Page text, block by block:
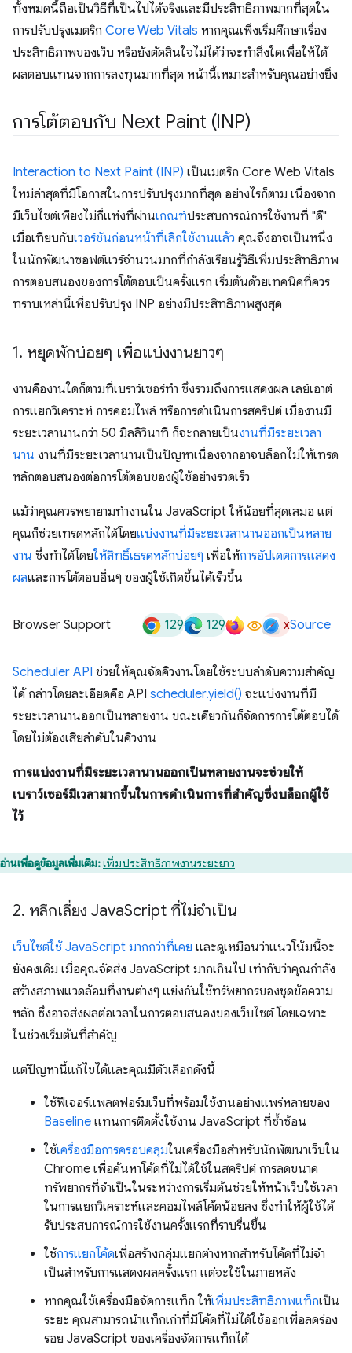
ทั้งหมดนี้ถือเป็นวิธีที่เป็นไปได้จริงและมีประสิทธิภาพมากที่สุดใน
การปรับปรุงเมตริก Core Web Vitals หากคุณเพิ่งเริ่มศึกษาเรื่อง
ประสิทธิภาพของเว็บ หรือยังตัดสินใจไม่ได้ว่าจะทําสิ่งใดเพื่อให้ได้
ผลตอบแทนจากการลงทุนมากที่สุด หน้านี้เหมาะสําหรับคุณอย่างยิ่ง
การโต้ตอบกับ Next Paint (INP)
Interaction to Next Paint (INP) เป็นเมตริก Core Web Vitals
ใหม่ล่าสุดที่มีโอกาสในการปรับปรุงมากที่สุด อย่างไรก็ตาม เนื่องจาก
มีเว็บไซต์เพียงไม่กี่แห่งที่ผ่านเกณฑ์ประสบการณ์การใช้งานที่ "ดี"
เมื่อเทียบกับเวอร์ชันก่อนหน้าที่เลิกใช้งานแล้ว คุณจึงอาจเป็นหนึ่ง
ในนักพัฒนาซอฟต์แวร์จํานวนมากที่กำลังเรียนรู้วิธีเพิ่มประสิทธิภาพ
การตอบสนองของการโต้ตอบเป็นครั้งแรก เริ่มต้นด้วยเทคนิคที่ควร
ทราบเหล่านี้เพื่อปรับปรุง INP อย่างมีประสิทธิภาพสูงสุด
1. หยุดพักบ่อยๆ เพื่อแบ่งงานยาวๆ
งานคืองานใดก็ตามที่เบราว์เซอร์ทำ ซึ่งรวมถึงการแสดงผล เลย์เอาต์
การแยกวิเคราะห์ การคอมไพล์ หรือการดำเนินการสคริปต์ เมื่องานมี
ระยะเวลานานกว่า 50 มิลลิวินาที ก็จะกลายเป็นงานที่มีระยะเวลา
นาน งานที่มีระยะเวลานานเป็นปัญหาเนื่องจากอาจบล็อกไม่ให้เทรด
หลักตอบสนองต่อการโต้ตอบของผู้ใช้อย่างรวดเร็ว
แม้ว่าคุณควรพยายามทำงานใน JavaScript ให้น้อยที่สุดเสมอ แต่
คุณก็ช่วยเทรดหลักได้โดยแบ่งงานที่มีระยะเวลานานออกเป็นหลาย
งาน ซึ่งทำได้โดยให้สิทธิ์เธรดหลักบ่อยๆ เพื่อให้การอัปเดตการแสดง
ผลและการโต้ตอบอื่นๆ ของผู้ใช้เกิดขึ้นได้เร็วขึ้น
Browser Support 129 129 xSource
Scheduler API ช่วยให้คุณจัดคิวงานโดยใช้ระบบลําดับความสําคัญ
ได้ กล่าวโดยละเอียดคือ API scheduler.yield() จะแบ่งงานที่มี
ระยะเวลานานออกเป็นหลายงาน ขณะเดียวกันก็จัดการการโต้ตอบได้
โดยไม่ต้องเสียลำดับในคิวงาน
การแบ่งงานที่มีระยะเวลานานออกเป็นหลายงานจะช่วยให้
เบราว์เซอร์มีเวลามากขึ้นในการดําเนินการที่สำคัญซึ่งบล็อกผู้ใช้
ไว้
อ่านเพื่อดูข้อมูลเพิ่มเติม:เพิ่มประสิทธิภาพงานระยะยาว
2. หลีกเลี่ยง JavaScript ที่ไม่จําเป็น
เว็บไซต์ใช้ JavaScript มากกว่าที่เคย และดูเหมือนว่าแนวโน้มนี้จะ
ยังคงเดิม เมื่อคุณจัดส่ง JavaScript มากเกินไป เท่ากับว่าคุณกำลัง
สร้างสภาพแวดล้อมที่งานต่างๆ แย่งกันใช้ทรัพยากรของชุดข้อความ
หลัก ซึ่งอาจส่งผลต่อเวลาในการตอบสนองของเว็บไซต์ โดยเฉพาะ
ในช่วงเริ่มต้นที่สำคัญ
แต่ปัญหานี้แก้ไขได้และคุณมีตัวเลือกดังนี้
ใช้ฟีเจอร์แพลตฟอร์มเว็บที่พร้อมใช้งานอย่างแพร่หลายของ
Baseline แทนการติดตั้งใช้งาน JavaScript ที่ซ้ำซ้อน
ใช้เครื่องมือการครอบคลุมในเครื่องมือสำหรับนักพัฒนาเว็บใน
Chrome เพื่อค้นหาโค้ดที่ไม่ได้ใช้ในสคริปต์ การลดขนาด
ทรัพยากรที่จําเป็นในระหว่างการเริ่มต้นช่วยให้หน้าเว็บใช้เวลา
ในการแยกวิเคราะห์และคอมไพล์โค้ดน้อยลง ซึ่งทำให้ผู้ใช้ได้
รับประสบการณ์การใช้งานครั้งแรกที่ราบรื่นขึ้น
ใช้การแยกโค้ดเพื่อสร้างกลุ่มแยกต่างหากสําหรับโค้ดที่ไม่จํา
เป็นสําหรับการแสดงผลครั้งแรก แต่จะใช้ในภายหลัง
หากคุณใช้เครื่องมือจัดการแท็ก ให้เพิ่มประสิทธิภาพแท็กเป็น
ระยะ คุณสามารถนำแท็กเก่าที่มีโค้ดที่ไม่ได้ใช้ออกเพื่อลดร่อง
รอย JavaScript ของเครื่องจัดการแท็กได้